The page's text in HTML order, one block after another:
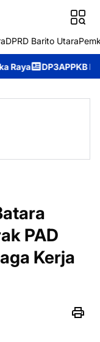
DPRD Barito Utara
Raya Perkuat
PAD
Kerja